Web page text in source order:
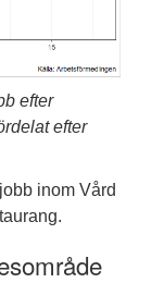
efter
efter
inom Vård